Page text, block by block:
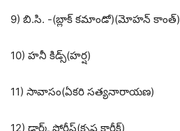
9) బి.సి. -(బ్లాక్ కమాండో)(మోహన్ కాంత్)
10) హనీ కిడ్స్(హర్ష)
11) సావాసం(ఏకరి సత్యనారాయణ)
12) డార్క్ స్టోరీస్(కృష్ణ కార్తీక్)